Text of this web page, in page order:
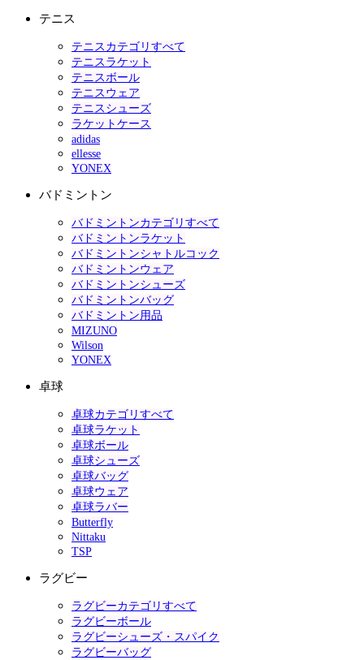
テニス
テニスカテゴリすべて
テニスラケット
テニスボール
テニスウェア
テニスシューズ
ラケットケース
adidas
ellesse
YONEX
バドミントン
バドミントンカテゴリすべて
バドミントンラケット
バドミントンシャトルコック
バドミントンウェア
バドミントンシューズ
バドミントンバッグ
バドミントン用品
MIZUNO
Wilson
YONEX
卓球
卓球カテゴリすべて
卓球ラケット
卓球ボール
卓球シューズ
卓球バッグ
卓球ウェア
卓球ラバー
Butterfly
Nittaku
TSP
ラグビー
ラグビーカテゴリすべて
ラグビーボール
ラグビーシューズ・スパイク
ラグビーバッグ